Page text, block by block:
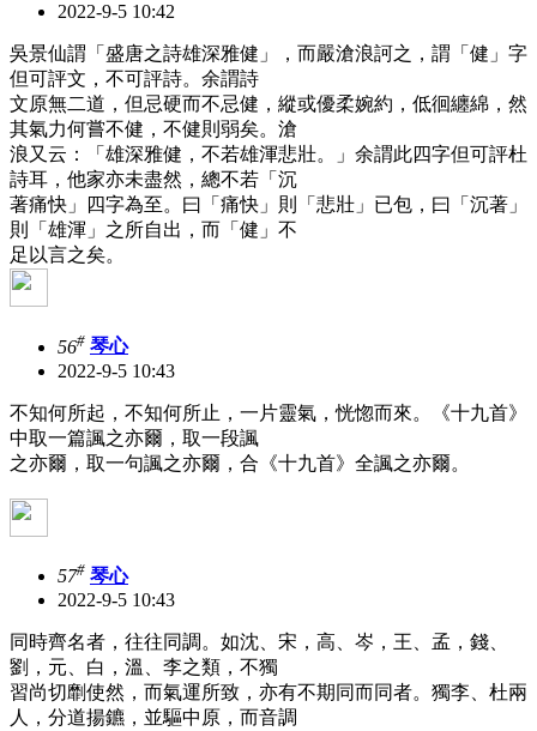
2022-9-5 10:42
吳景仙謂「盛唐之詩雄深雅健」，而嚴滄浪訶之，謂「健」字
但可評文，不可評詩。余謂詩
文原無二道，但忌硬而不忌健，縱或優柔婉約，低徊纏綿，然
其氣力何嘗不健，不健則弱矣。滄
浪又云：「雄深雅健，不若雄渾悲壯。」余謂此四字但可評杜
詩耳，他家亦未盡然，總不若「沉
著痛快」四字為至。曰「痛快」則「悲壯」已包，曰「沉著」
則「雄渾」之所自出，而「健」不
足以言之矣。
56# 琴心
2022-9-5 10:43
不知何所起，不知何所止，一片靈氣，恍惚而來。《十九首》
中取一篇諷之亦爾，取一段諷
之亦爾，取一句諷之亦爾，合《十九首》全諷之亦爾。
57# 琴心
2022-9-5 10:43
同時齊名者，往往同調。如沈、宋，高、岑，王、孟，錢、
劉，元、白，溫、李之類，不獨
習尚切劘使然，而氣運所致，亦有不期同而同者。獨李、杜兩
人，分道揚鑣，並驅中原，而音調